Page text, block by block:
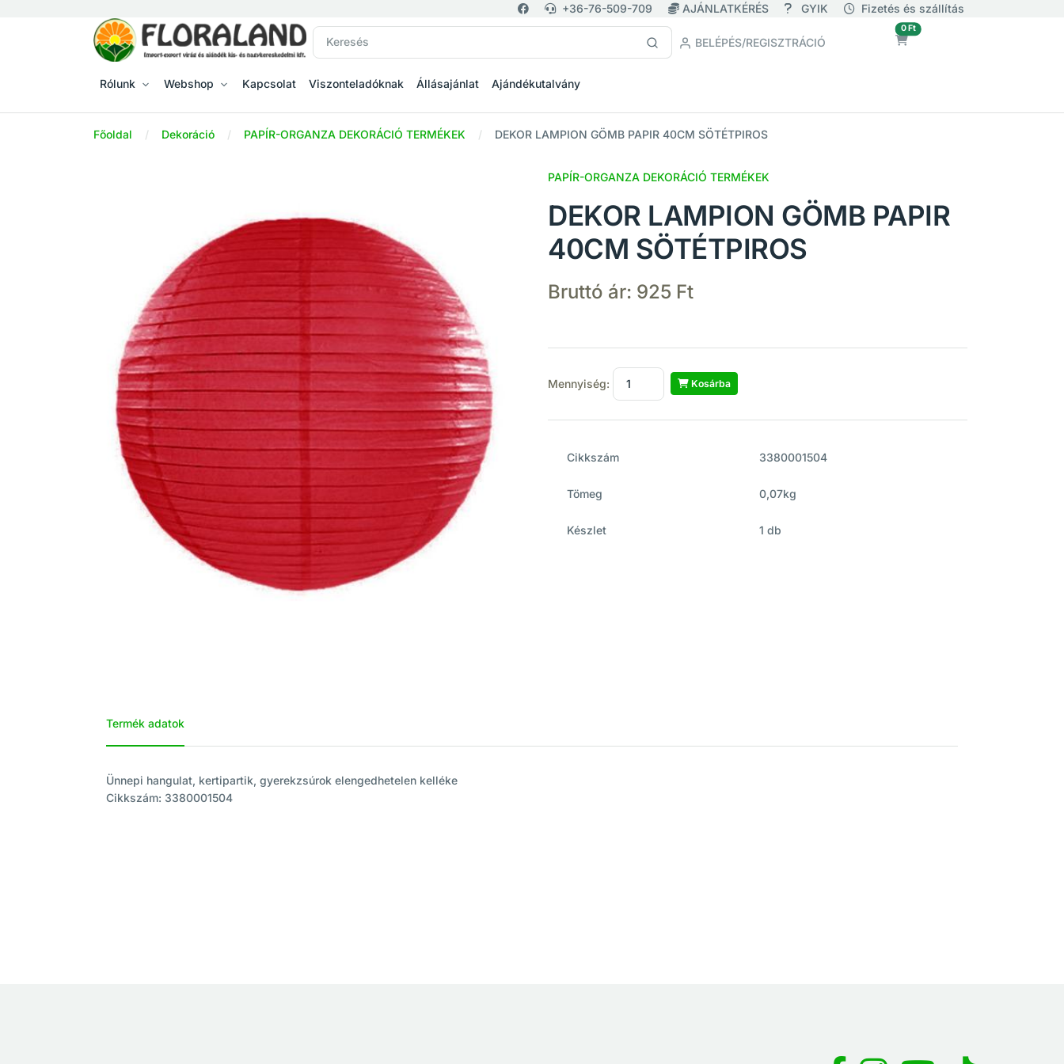
+36-76-509-709 AJÁNLATKÉRÉS GYIK Fizetés és szállítás
BELÉPÉS/REGISZTRÁCIÓ
0 Ftüres
Rólunk Webshop Kapcsolat Viszonteladóknak Állásajánlat Ajándékutalvány
Főoldal Dekoráció PAPÍR-ORGANZA DEKORÁCIÓ TERMÉKEK DEKOR LAMPION GÖMB PAPIR 40CM SÖTÉTPIROS
PAPÍR-ORGANZA DEKORÁCIÓ TERMÉKEK
DEKOR LAMPION GÖMB PAPIR
40CM SÖTÉTPIROS
Bruttó ár: 925 Ft
Mennyiség: Kosárba
Cikkszám 3380001504
Tömeg 0,07kg
Készlet 1 db
Termék adatok
Ünnepi hangulat, kertipartik, gyerekzsúrok elengedhetelen kelléke
Cikkszám: 3380001504